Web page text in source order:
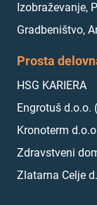
Izobraževanje,
Gradbeništvo,
Prosta
HSG KARIERA
Engrotuš d.o.o.
Kronoterm
Zdravstveni
Zlatarna Celje